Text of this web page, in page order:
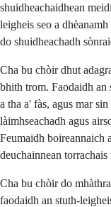
shuidheachaidhean
leigheis seo a
do shuidheachadh
Cha bu chòir dhut
bhith trom. Faodaidh an
a tha a' fàs, agus mar
làimhseachadh agus
Feumaidh boireannaich
deuchainnean
Cha bu chòir do
faodaidh an stuth-